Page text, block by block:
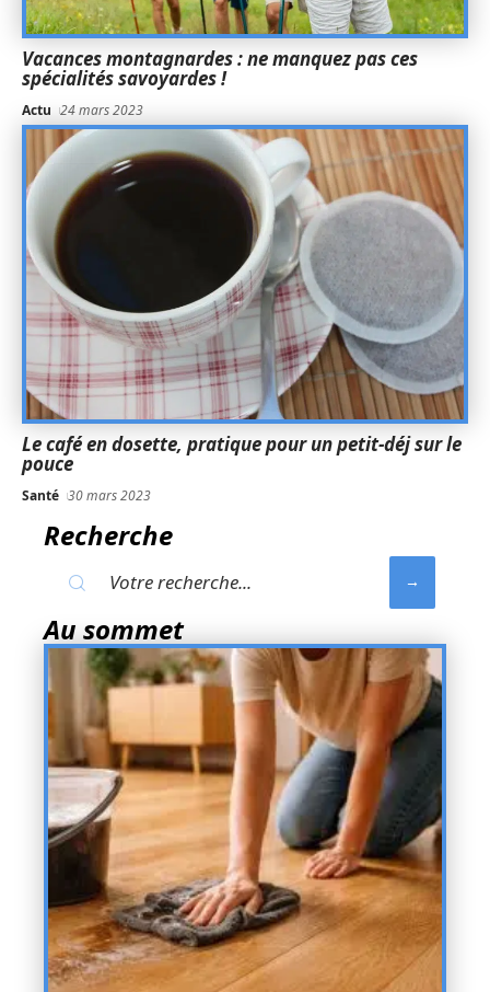
Vacances montagnardes : ne manquez pas ces
spécialités savoyardes !
Actu 24 mars 2023
Le café en dosette, pratique pour un petit-déj sur le
pouce
Santé 30 mars 2023
Recherche
Au sommet